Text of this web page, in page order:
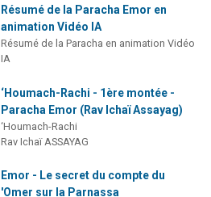
Résumé de la Paracha Emor en
animation Vidéo IA
Résumé de la Paracha en animation Vidéo
IA
‘Houmach-Rachi - 1ère montée -
Paracha Emor (Rav Ichaï Assayag)
‘Houmach-Rachi
Rav Ichaï ASSAYAG
Emor - Le secret du compte du
'Omer sur la Parnassa